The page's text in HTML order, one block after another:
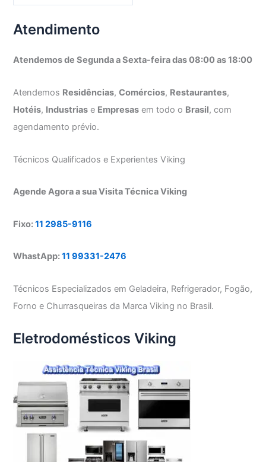
Atendimento
Atendemos de Segunda a Sexta-feira das 08:00 as 18:00
Atendemos Residências,Comércios, Restaurantes,
Hotéis, Industrias e Empresas em todo o Brasil, com
agendamento prévio.
Técnicos Qualificados e Experientes Viking
Agende Agora a sua Visita Técnica Viking
Fixo:11 2985-9116
WhastApp:11 99331-2476
Técnicos Especializados em Geladeira, Refrigerador, Fogão,
Forno e Churrasqueiras da Marca Viking no Brasil.
Eletrodomésticos Viking